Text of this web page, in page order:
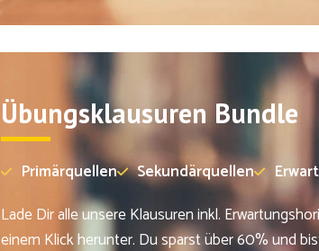
Übungsklausuren Bundle
Primärquellen Sekundärquellen
Lade Dir alle unsere Klausuren inkl.
einem Klick herunter. Du sparst über 60% und